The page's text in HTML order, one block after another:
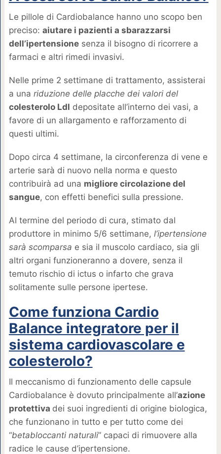
Le pillole di Cardiobalance hanno uno scopo ben
preciso: aiutare i pazienti a sbarazzarsi
dell’ipertensionesenza il bisogno di ricorrere a
farmaci e altri rimedi invasivi.
Nelle prime 2 settimane di trattamento, assisterai
a una riduzione delle placche dei valori del
colesterolo Ldl depositate all’interno dei vasi, a
favore di un allargamento e rafforzamento di
questi ultimi.
Dopo circa 4 settimane, la circonferenza di vene e
arterie sarà di nuovo nella norma e questo
contribuirà ad una migliore circolazione del
sangue, con effetti benefici sulla pressione.
Al termine del periodo di cura, stimato dal
produttore in minimo 5/6 settimane, l’ipertensione
sarà scomparsa e sia il muscolo cardiaco, sia gli
altri organi funzioneranno a dovere, senza il
temuto rischio di ictus o infarto che grava
solitamente sulle persone ipertese.
Come funziona Cardio
Balance integratore per il
sistema cardiovascolare e
colesterolo?
Il meccanismo di funzionamento delle capsule
Cardiobalance è dovuto principalmente all’azione
protettiva dei suoi ingredienti di origine biologica,
che funzionano in tutto e per tutto come dei
“betabloccanti naturali” capaci di rimuovere alla
radice le cause d’ipertensione.